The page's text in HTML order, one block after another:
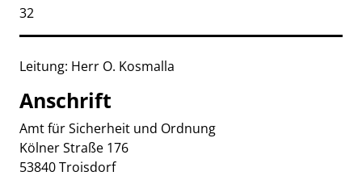
Kurzbezeichnung
32
Beschreibung
Leitung: Herr O. Kosmalla
Anschrift
Amt für Sicherheit und Ordnung
Kölner Straße 176
53840Troisdorf